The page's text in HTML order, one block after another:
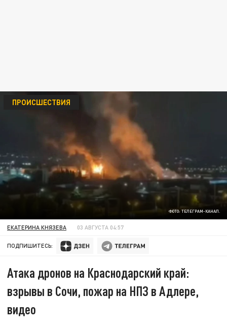
ФОТО: ТЕЛЕГРАМ-КАНАЛ.
ПРОИСШЕСТВИЯ
ЕКАТЕРИНА КНЯЗЕВА 03 АВГУСТА 04:57
ПОДПИШИТЕСЬ:
Атака дронов на Краснодарский край:
взрывы в Сочи, пожар на НПЗ в Адлере,
видео